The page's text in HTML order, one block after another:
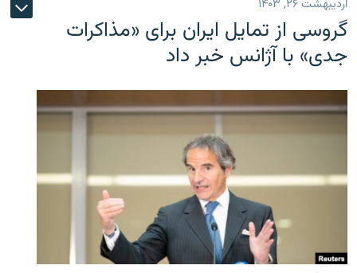
اردیبهشت ۲۶, ۱۴۰۳
گروسی از تمایل ایران برای «مذاکرات
جدی» با آژانس خبر داد